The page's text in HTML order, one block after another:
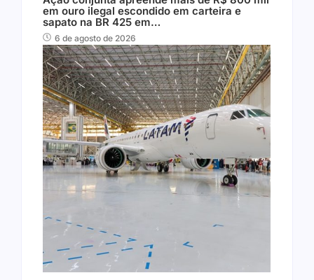
em ouro ilegal escondido em carteira e
sapato na BR 425 em…
6 de agosto de 2026